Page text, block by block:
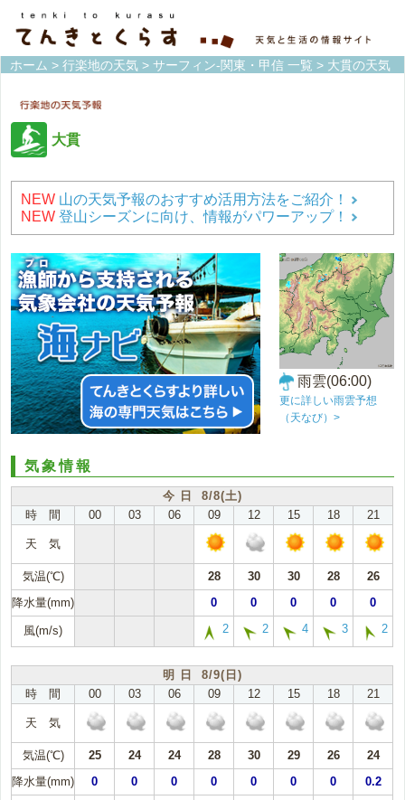
ホーム > 行楽地の天気 > サーフィン-関東・甲信 一覧 > 大貫の天気
大貫
NEW 山の天気予報のおすすめ活用方法をご紹介！
NEW 登山シーズンに向け、情報がパワーアップ！
雨雲(06:00)
更に詳しい雨雲予想
（天なび）>
気象情報
今 日 8/8(土)
時 間
00 03 06 09 12 15 18 21
天 気
気温(℃) 28 30 30 28
26
降水量(mm)
0 0 0 0 0
風(m/s) 2 2 4 3 2
明 日 8/9(日)
時 間
00 03 06 09 12 15 18 21
天 気
気温(℃) 25 24 24 28 30 29 26
24
降水量(mm)
0 0 0 0 0 0 0 0.2